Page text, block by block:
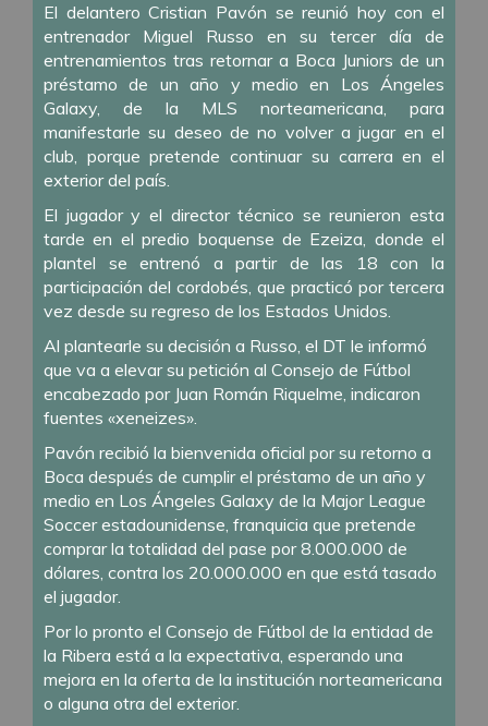
El delantero Cristian Pavón se reunió hoy con el
entrenador Miguel Russo en su tercer día de
entrenamientos tras retornar a Boca Juniors de un
préstamo de un año y medio en Los Ángeles
Galaxy, de la MLS norteamericana, para
manifestarle su deseo de no volver a jugar en el
club, porque pretende continuar su carrera en el
exterior del país.
El jugador y el director técnico se reunieron esta
tarde en el predio boquense de Ezeiza, donde el
plantel se entrenó a partir de las 18 con la
participación del cordobés, que practicó por tercera
vez desde su regreso de los Estados Unidos.
Al plantearle su decisión a Russo, el DT le informó
que va a elevar su petición al Consejo de Fútbol
encabezado por Juan Román Riquelme, indicaron
fuentes «xeneizes».
Pavón recibió la bienvenida oficial por su retorno a
Boca después de cumplir el préstamo de un año y
medio en Los Ángeles Galaxy de la Major League
Soccer estadounidense, franquicia que pretende
comprar la totalidad del pase por 8.000.000 de
dólares, contra los 20.000.000 en que está tasado
el jugador.
Por lo pronto el Consejo de Fútbol de la entidad de
la Ribera está a la expectativa, esperando una
mejora en la oferta de la institución norteamericana
o alguna otra del exterior.